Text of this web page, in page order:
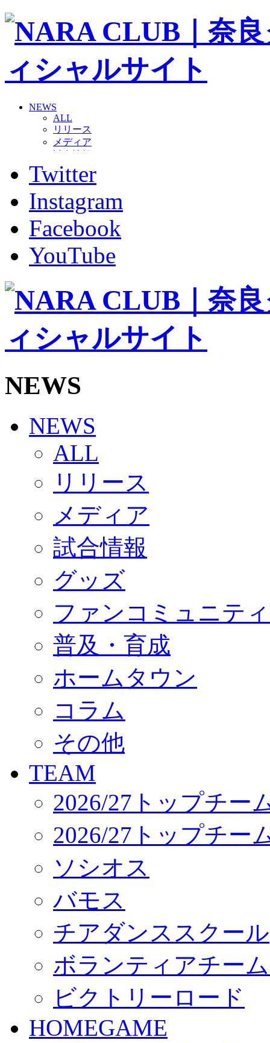
NEWS
ALL
リリース
メディア
グッズ
ファンコミュニティ
ホームタウン
コラム
その他
TEAM
2026/27トップチーム
2026/27トップチームスタッフ
バモス
チアダンススクール
ボランティアチーム「volundeer」
ビクトリーロード
HOMEGAME
観戦ルール＆マナー
Jリーグ運営管理規定
写真・動画使用ガイドライン
SCHEDULE
2026/27
練習見学時のファンサービスについて
TICKET
奈良クラブ明治安田J3リーグ2026/27シーズン試
奈良クラブ明治安田Ｊ3リーグ 2026/27シーズン「
観戦ルール＆マナー
2026/27ファンコミュニティ
サポートショップ
GOODS
オフィシャルストア（実店舗）
オンラインストア
ACADEMY
アカデミーについて
コーチ&スタッフ
ジュニア
ジュニアユース
ユース
練習拠点（ナラディーア）
SCHOOL
CLUB
パートナー募集
クラブ理念
サステナビリティ
Web制作支援
応援プロジェクト
Twitter
Instagram
Facebook
YouTube
NEWS
NEWS
ALL
リリース
メディア
試合情報
グッズ
ファンコミュニティ
普及・育成
ホームタウン
コラム
その他
TEAM
2026/27トップチー
2026/27トップチー
ソシオス
バモス
チアダンススクール
ボランティアチー
ビクトリーロード
HOMEGAME